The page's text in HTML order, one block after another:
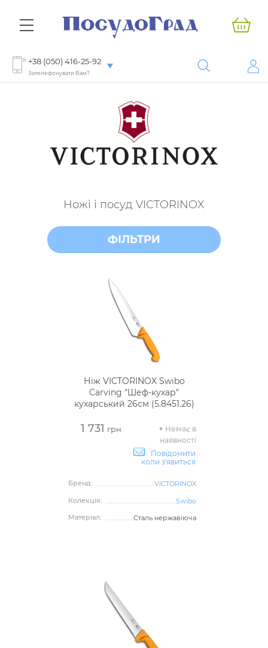
+38 (050) 416-25-92
Зателефонувати Вам?
Ножі і посуд VICTORINOX
ФІЛЬТРИ
Ніж VICTORINOX Swibo
Carving "Шеф-кухар"
кухарський 26см (5.8451.26)
1 731 грн
Немає в
наявності
Повідомити
коли з'явиться
Бренд:
VICTORINOX
Колекція:
Swibo
Матеріал:
Сталь нержавіюча